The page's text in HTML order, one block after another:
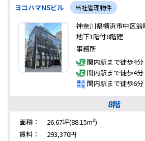
ヨコハマNSビル 当社管理物件
神奈川県横浜市中区翁
地下1階付8階建
事務所
関内駅まで徒歩4分
関内駅まで徒歩4分
関内駅まで徒歩6分
8階
面積：
26.67坪(88.15m²)
賃料：
293,370円